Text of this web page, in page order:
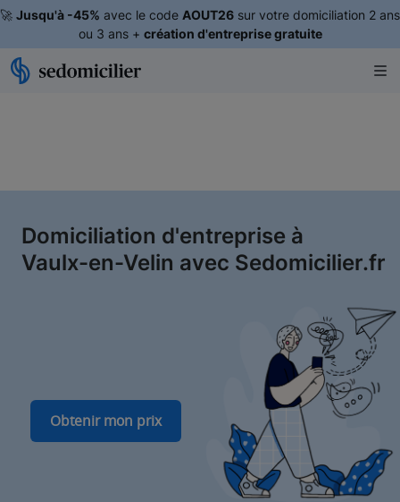
🚀 Jusqu'à -45% avec le code AOUT26 sur votre domiciliation 2 ans
ou 3 ans + création d'entreprise gratuite
Domiciliation d'entreprise à
Vaulx-en-Velin avec Sedomicilier.fr
Obtenir mon prix